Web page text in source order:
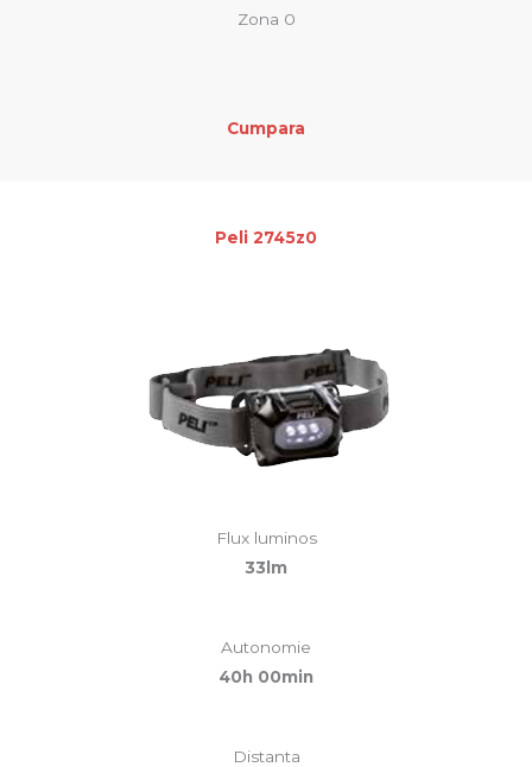
Zona 0
Cumpara
Peli 2745z0
Flux luminos
33lm
Autonomie
40h 00min
Distanta